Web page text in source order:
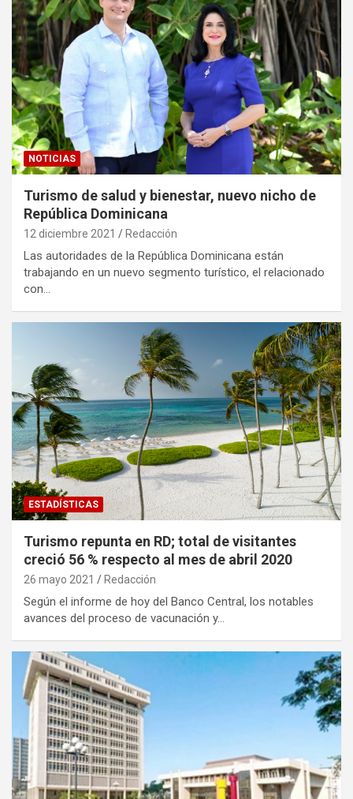
NOTICIAS
Turismo de salud y bienestar, nuevo nicho de
República Dominicana
12 diciembre 2021 Redacción
Las autoridades de la República Dominicana están
trabajando en un nuevo segmento turístico, el relacionado
con…
ESTADÍSTICAS
Turismo repunta en RD; total de visitantes
creció 56 % respecto al mes de abril 2020
26 mayo 2021 Redacción
Según el informe de hoy del Banco Central, los notables
avances del proceso de vacunación y…